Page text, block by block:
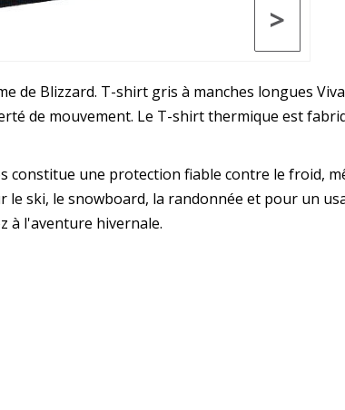
>
de Blizzard. T-shirt gris à manches longues
de mouvement. Le T-shirt thermique est
constitue une protection fiable contre le froid,
le ski, le snowboard, la randonnée et pour un
à l'aventure hivernale.